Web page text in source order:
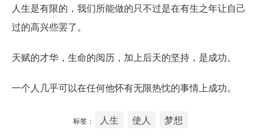
人生是有限的，我们所能做的只不过是在有生之年让自己
过的高兴些罢了。
天赋的才华，生命的阅历，加上后天的坚持，是成功。
一个人几乎可以在任何他怀有无限热忱的事情上成功。
标签： 人生 使人 梦想